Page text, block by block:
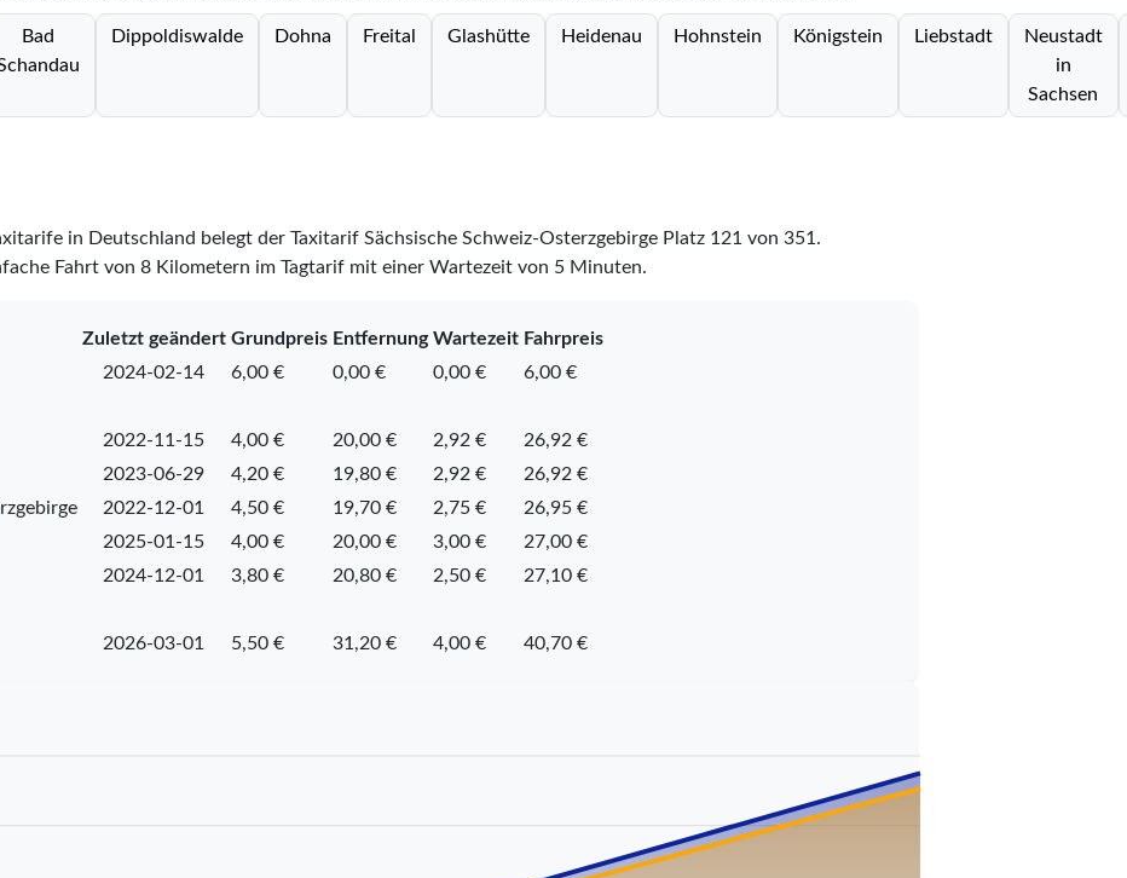
Bad
Dippoldiswalde Dohna Freital Glashütte Heidenau Hohnstein Königstein Liebstadt
Neustadt
in
Sachsen
in Deutschland belegt der Taxitarif Sächsische Schweiz-Osterzgebirge Platz 121 von 351 .
Fahrt von 8 Kilometern im Tagtarif mit einer Wartezeit von 5 Minuten.
Zuletzt geändert Grundpreis Entfernung Wartezeit Fahrpreis
2024-02-14 6,00 € 0,00 € 0,00 €
6,00 €
2022-11-15 4,00 € 20,00 € 2,92 €
26,92 €
2023-06-29 4,20 € 19,80 € 2,92 €
26,92 €
2022-12-01 4,50 € 19,70 € 2,75 €
26,95 €
2025-01-15 4,00 € 20,00 € 3,00 €
27,00 €
2024-12-01 3,80 € 20,80 € 2,50 €
27,10 €
2026-03-01 5,50 € 31,20 € 4,00 € 40,70 €